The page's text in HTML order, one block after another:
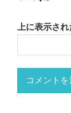
上に表示され